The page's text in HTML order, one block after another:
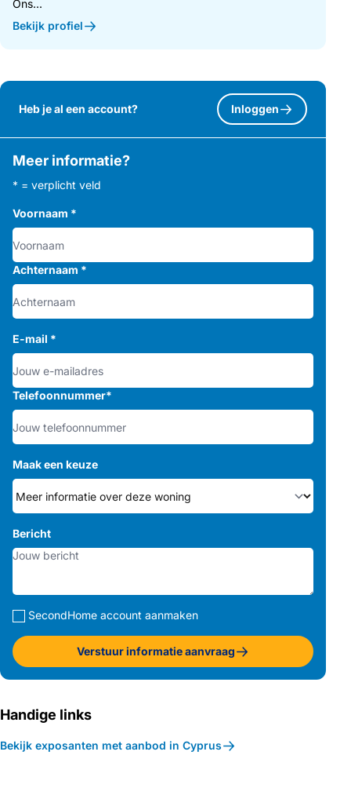
Ons...
Bekijk profiel
Heb je al een account? Inloggen
Meer informatie?
* = verplicht veld
Voornaam *
Achternaam *
E-mail *
Telefoonnummer*
Maak een keuze
Bericht
SecondHome account aanmaken
Verstuur informatie aanvraag
Handige links
Bekijk exposanten met aanbod in Cyprus